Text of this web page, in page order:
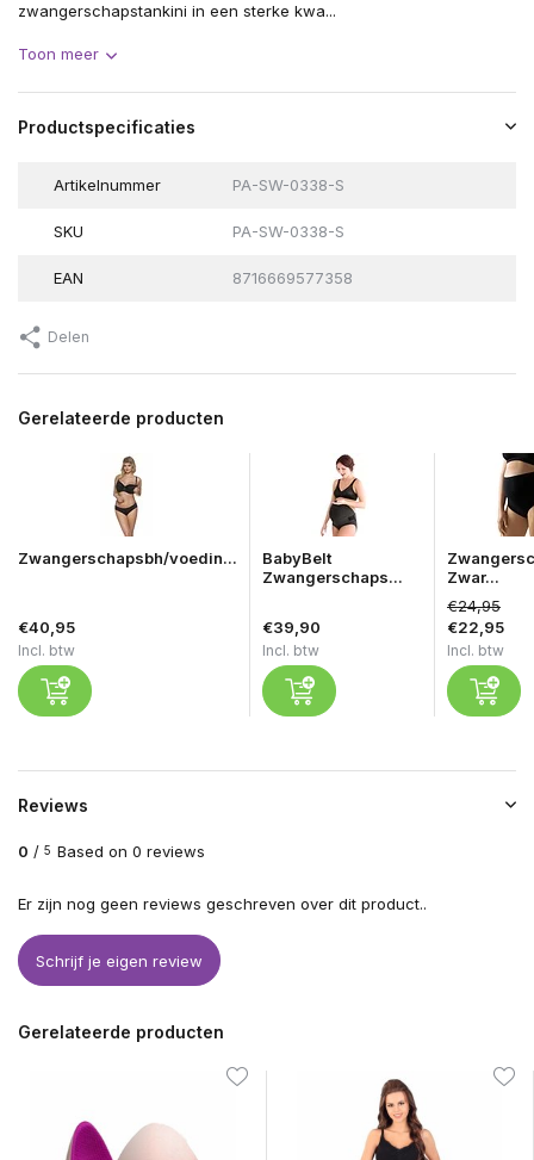
zwangerschapstankini in een sterke kwa...
Toon meer
Productspecificaties
Artikelnummer PA-SW-0338-S
SKU PA-SW-0338-S
EAN 8716669577358
Delen
Gerelateerde producten
Zwangerschapsbh/voedin...
€40,95
Incl. btw
BabyBelt
Zwangerschaps...
€39,90
Incl. btw
Zwar...
€24,95
€22,95
Incl. btw
Reviews
0 / 5 Based on 0 reviews
Er zijn nog geen reviews geschreven over dit product..
Schrijf je eigen review
Gerelateerde producten